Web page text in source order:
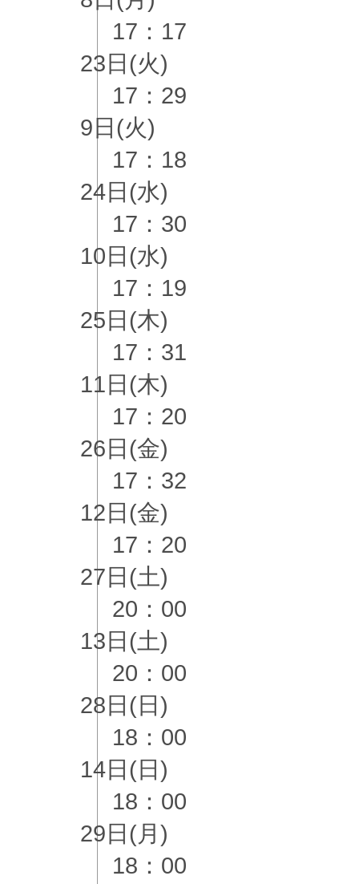
17：17
23日(火)
17：29
9日(火)
17：18
24日(水)
17：30
10日(水)
17：19
25日(木)
17：31
11日(木)
17：20
26日(金)
17：32
12日(金)
17：20
27日(土)
20：00
13日(土)
20：00
28日(日)
18：00
14日(日)
18：00
29日(月)
18：00